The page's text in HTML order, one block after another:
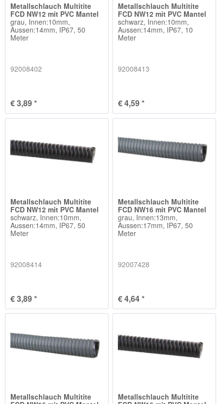
Metallschlauch Multitite
FCD NW12 mit PVC Mantel
grau, Innen:10mm,
Aussen:14mm, IP67, 50
Meter
92008402
€ 3,89 *
Metallschlauch Multitite
FCD NW12 mit PVC Mantel
schwarz, Innen:10mm,
Aussen:14mm, IP67, 10
Meter
92008413
€ 4,59 *
Metallschlauch Multitite
FCD NW12 mit PVC Mantel
schwarz, Innen:10mm,
Aussen:14mm, IP67, 50
Meter
92008414
€ 3,89 *
Metallschlauch Multitite
FCD NW16 mit PVC Mantel
grau, Innen:13mm,
Aussen:17mm, IP67, 50
Meter
92007428
€ 4,64 *
Metallschlauch Multitite
Metallschlauch Multitite